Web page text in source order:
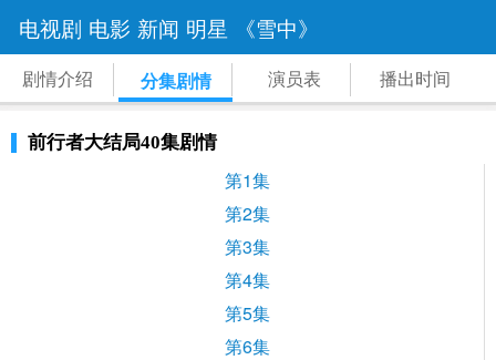
电视剧 电影 新闻 明星 《雪中》
剧情介绍 分集剧情 演员表 播出时间
前行者大结局40集剧情
第1集
第2集
第3集
第4集
第5集
第6集